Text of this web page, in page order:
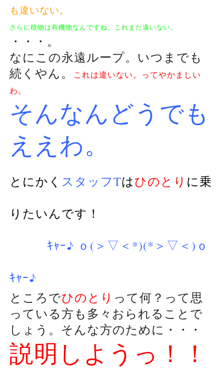
も違いない。
さらに植物は有機物なんですね。これまた違いない。
・・・。
なにこの永遠ループ。いつまでも
続くやん。
これは違いない。ってやかましい
わ。
そんなんどうでも
ええわ。
とにかく スタッフTはひのとり に乗
りたいんです！
ｷｬｰ♪ ｏ(＞▽＜*)(*＞▽＜)ｏ
ｷｬｰ♪
ところでひのとり って何？って思
っている方も多々おられることで
しょう。そんな方のために・・・
説明しようっ！！